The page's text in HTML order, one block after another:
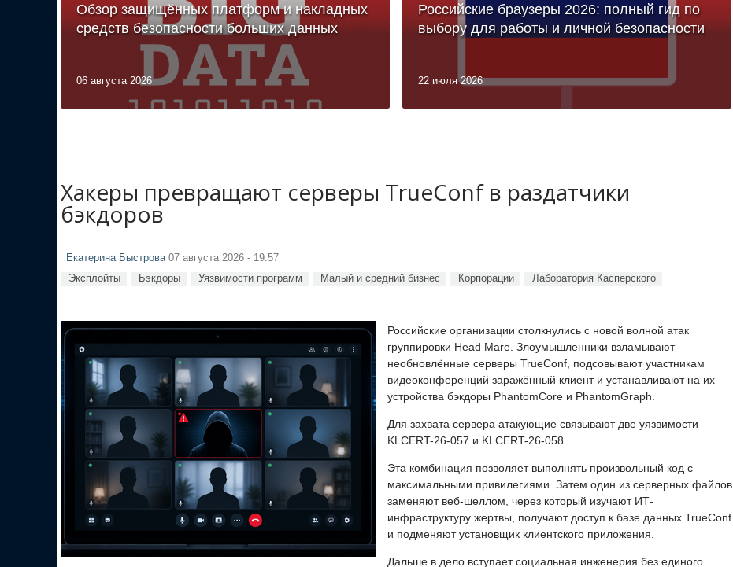
Обзор защищённых платформ и накладных
средств безопасности больших данных
06 августа 2026
Российские браузеры 2026: полный гид по
выбору для работы и личной безопасности
22 июля 2026
Хакеры превращают серверы TrueConf в раздатчики
бэкдоров
Екатерина Быстрова 07 августа 2026 - 19:57
Эксплойты Бэкдоры Уязвимости программ Малый и средний бизнес Корпорации Лаборатория Касперского
Российские организации столкнулись с новой волной атак
группировки Head Mare. Злоумышленники взламывают
необновлённые серверы TrueConf, подсовывают участникам
видеоконференций заражённый клиент и устанавливают на их
устройства бэкдоры PhantomCore и PhantomGraph.
Для захвата сервера атакующие связывают две уязвимости —
KLCERT-26-057 и KLCERT-26-058.
Эта комбинация позволяет выполнять произвольный код с
максимальными привилегиями. Затем один из серверных файлов
заменяют веб-шеллом, через который изучают ИТ-
инфраструктуру жертвы, получают доступ к базе данных TrueConf
и подменяют установщик клиентского приложения.
Дальше в дело вступает социальная инженерия без единого